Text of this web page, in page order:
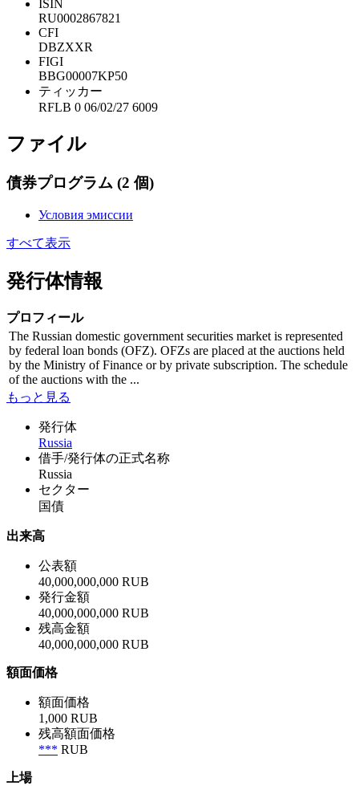
ISIN
RU0002867821
CFI
DBZXXR
FIGI
BBG00007KP50
ティッカー
RFLB 0 06/02/27 6009
ファイル
債券プログラム (2 個)
Условия эмиссии
すべて表示
発行体情報
プロフィール
The Russian domestic government securities market is represented
by federal loan bonds (OFZ). OFZs are placed at the auctions held
by the Ministry of Finance or by private subscription. The schedule
of the auctions with the ...
もっと見る
発行体
Russia
借手/発行体の正式名称
Russia
セクター
国債
出来高
公表額
40,000,000,000 RUB
発行金額
40,000,000,000 RUB
残高金額
40,000,000,000 RUB
額面価格
額面価格
1,000 RUB
残高額面価格
*** RUB
上場